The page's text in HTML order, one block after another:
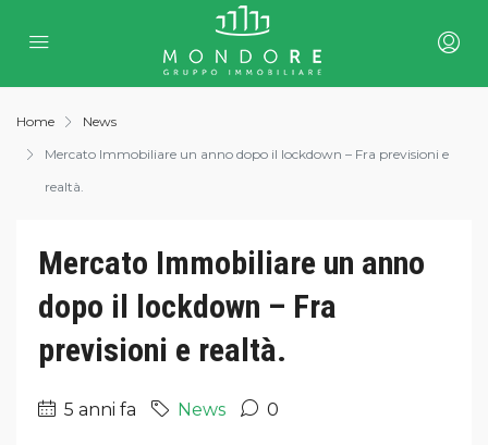
Home
News
Mercato Immobiliare un anno dopo il lockdown – Fra previsioni e
realtà.
Mercato Immobiliare un anno
dopo il lockdown – Fra
previsioni e realtà.
5 anni fa News 0